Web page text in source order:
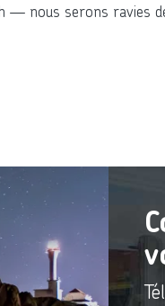
— nous serons ravies